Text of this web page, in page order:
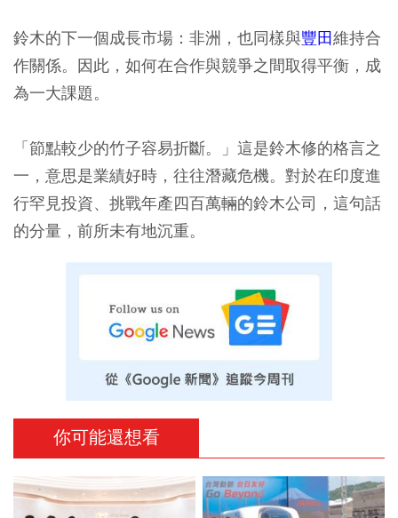
鈴木的下一個成長市場：非洲，也同樣與豐田維持合
作關係。因此，如何在合作與競爭之間取得平衡，成
為一大課題。
「節點較少的竹子容易折斷。」這是鈴木修的格言之
一，意思是業績好時，往往潛藏危機。對於在印度進
行罕見投資、挑戰年產四百萬輛的鈴木公司，這句話
的分量，前所未有地沉重。
你可能還想看